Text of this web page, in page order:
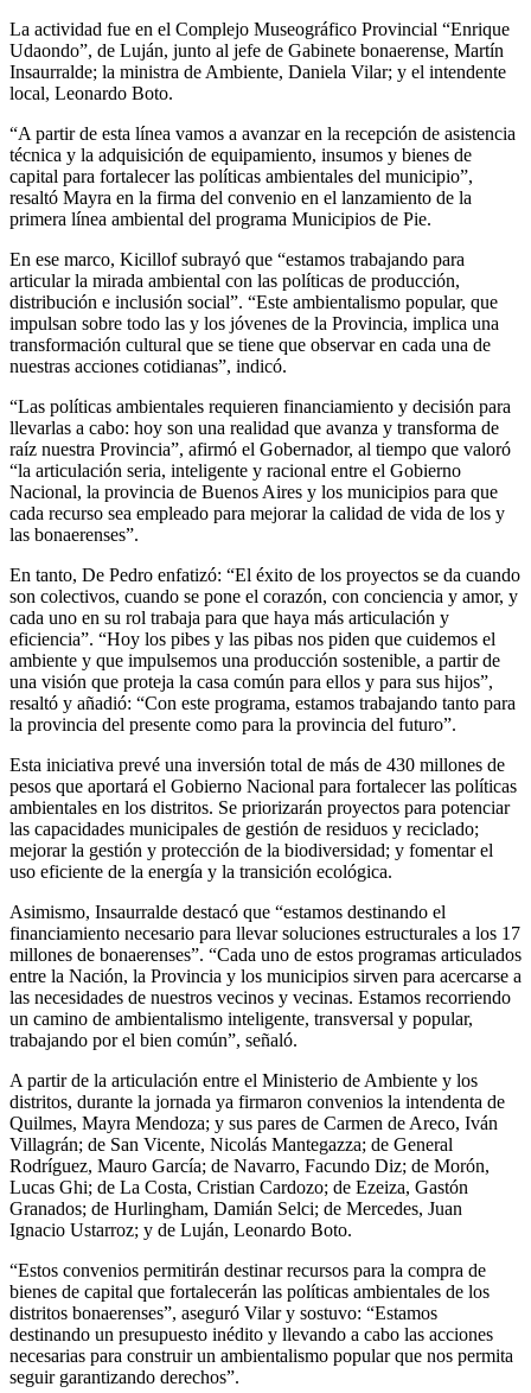
La actividad fue en el Complejo Museográfico Provincial “Enrique
Udaondo”, de Luján, junto al jefe de Gabinete bonaerense, Martín
Insaurralde; la ministra de Ambiente, Daniela Vilar; y el intendente
local, Leonardo Boto.
“A partir de esta línea vamos a avanzar en la recepción de asistencia
técnica y la adquisición de equipamiento, insumos y bienes de
capital para fortalecer las políticas ambientales del municipio”,
resaltó Mayra en la firma del convenio en el lanzamiento de la
primera línea ambiental del programa Municipios de Pie.
En ese marco, Kicillof subrayó que “estamos trabajando para
articular la mirada ambiental con las políticas de producción,
distribución e inclusión social”. “Este ambientalismo popular, que
impulsan sobre todo las y los jóvenes de la Provincia, implica una
transformación cultural que se tiene que observar en cada una de
nuestras acciones cotidianas”, indicó.
“Las políticas ambientales requieren financiamiento y decisión para
llevarlas a cabo: hoy son una realidad que avanza y transforma de
raíz nuestra Provincia”, afirmó el Gobernador, al tiempo que valoró
“la articulación seria, inteligente y racional entre el Gobierno
Nacional, la provincia de Buenos Aires y los municipios para que
cada recurso sea empleado para mejorar la calidad de vida de los y
las bonaerenses”.
En tanto, De Pedro enfatizó: “El éxito de los proyectos se da cuando
son colectivos, cuando se pone el corazón, con conciencia y amor, y
cada uno en su rol trabaja para que haya más articulación y
eficiencia”. “Hoy los pibes y las pibas nos piden que cuidemos el
ambiente y que impulsemos una producción sostenible, a partir de
una visión que proteja la casa común para ellos y para sus hijos”,
resaltó y añadió: “Con este programa, estamos trabajando tanto para
la provincia del presente como para la provincia del futuro”.
Esta iniciativa prevé una inversión total de más de 430 millones de
pesos que aportará el Gobierno Nacional para fortalecer las políticas
ambientales en los distritos. Se priorizarán proyectos para potenciar
las capacidades municipales de gestión de residuos y reciclado;
mejorar la gestión y protección de la biodiversidad; y fomentar el
uso eficiente de la energía y la transición ecológica.
Asimismo, Insaurralde destacó que “estamos destinando el
financiamiento necesario para llevar soluciones estructurales a los 17
millones de bonaerenses”. “Cada uno de estos programas articulados
entre la Nación, la Provincia y los municipios sirven para acercarse a
las necesidades de nuestros vecinos y vecinas. Estamos recorriendo
un camino de ambientalismo inteligente, transversal y popular,
trabajando por el bien común”, señaló.
A partir de la articulación entre el Ministerio de Ambiente y los
distritos, durante la jornada ya firmaron convenios la intendenta de
Quilmes, Mayra Mendoza; y sus pares de Carmen de Areco, Iván
Villagrán; de San Vicente, Nicolás Mantegazza; de General
Rodríguez, Mauro García; de Navarro, Facundo Diz; de Morón,
Lucas Ghi; de La Costa, Cristian Cardozo; de Ezeiza, Gastón
Granados; de Hurlingham, Damián Selci; de Mercedes, Juan
Ignacio Ustarroz; y de Luján, Leonardo Boto.
“Estos convenios permitirán destinar recursos para la compra de
bienes de capital que fortalecerán las políticas ambientales de los
distritos bonaerenses”, aseguró Vilar y sostuvo: “Estamos
destinando un presupuesto inédito y llevando a cabo las acciones
necesarias para construir un ambientalismo popular que nos permita
seguir garantizando derechos”.